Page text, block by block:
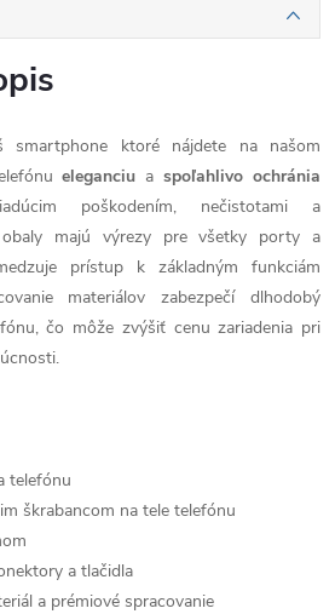
ktoré nájdete na našom
eleganciu aspoľahlivo ochránia
poškodením, nečistotami a
obaly majú výrezy pre všetky porty a
prístup k základným funkciám
materiálov zabezpečí dlhodobý
čo môže zvýšiť cenu zariadenia pri
telefónu
škrabancom na tele telefónu
a tlačidla
a prémiové spracovanie